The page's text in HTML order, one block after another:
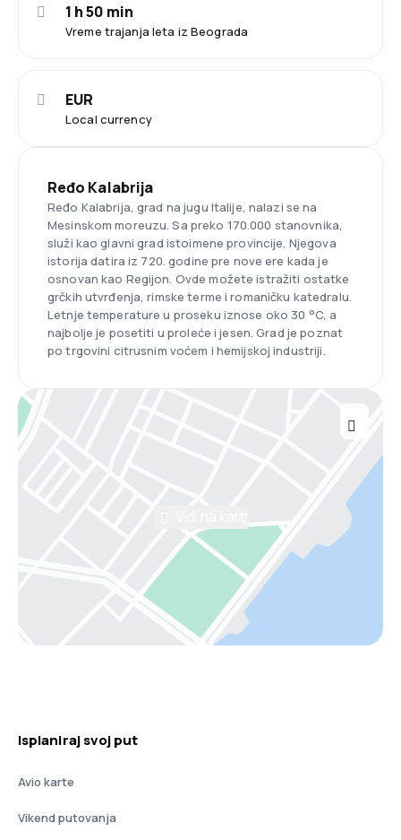
Vreme trajanja leta iz Beograda
1 h 50 min
Local currency
EUR
Ređo Kalabrija
Ređo Kalabrija, grad na jugu Italije, nalazi se na
Mesinskom moreuzu. Sa preko 170.000 stanovnika,
služi kao glavni grad istoimene provincije. Njegova
istorija datira iz 720. godine pre nove ere kada je
osnovan kao Regijon. Ovde možete istražiti ostatke
grčkih utvrđenja, rimske terme i romaničku katedralu.
Letnje temperature u proseku iznose oko 30 °C, a
najbolje je posetiti u proleće i jesen. Grad je poznat
po trgovini citrusnim voćem i hemijskoj industriji.
Isplaniraj svoj put
Avio karte
Vikend putovanja